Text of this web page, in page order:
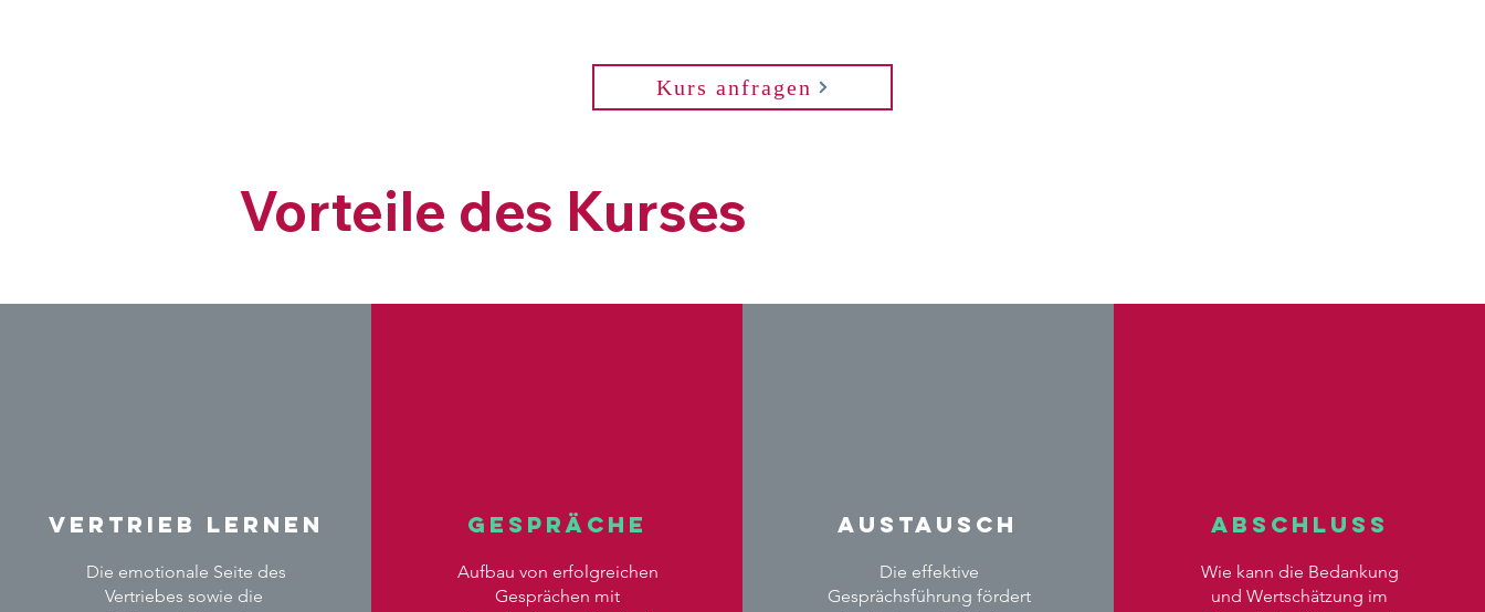
Kurs anfragen
Vorteile des Kurses
Vertrieb lernen
Die emotionale Seite des
Vertriebes sowie die
Gespräche
Aufbau von erfolgreichen
Gesprächen mit
Austausch
Die effektive
Gesprächsführung fördert
Abschluss
Wie kann die Bedankung
und Wertschätzung im